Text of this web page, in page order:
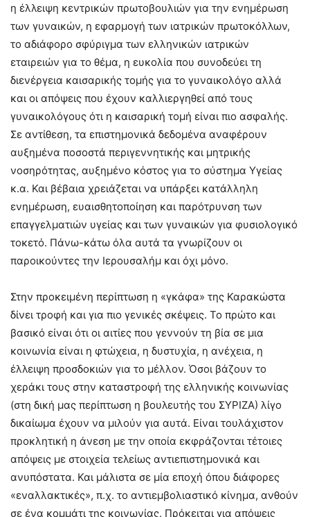
η έλλειψη κεντρικών πρωτοβουλιών για την ενημέρωση
των γυναικών, η εφαρμογή των ιατρικών πρωτοκόλλων,
το αδιάφορο σφύριγμα των ελληνικών ιατρικών
εταιρειών για το θέμα, η ευκολία που συνοδεύει τη
διενέργεια καισαρικής τομής για το γυναικολόγο αλλά
και οι απόψεις που έχουν καλλιεργηθεί από τους
γυναικολόγους ότι η καισαρική τομή είναι πιο ασφαλής.
Σε αντίθεση, τα επιστημονικά δεδομένα αναφέρουν
αυξημένα ποσοστά περιγεννητικής και μητρικής
νοσηρότητας, αυξημένο κόστος για το σύστημα Υγείας
κ.α. Και βέβαια χρειάζεται να υπάρξει κατάλληλη
ενημέρωση, ευαισθητοποίηση και παρότρυνση των
επαγγελματιών υγείας και των γυναικών για φυσιολογικό
τοκετό. Πάνω-κάτω όλα αυτά τα γνωρίζουν οι
παροικούντες την Ιερουσαλήμ και όχι μόνο.
Στην προκειμένη περίπτωση η «γκάφα» της Καρακώστα
δίνει τροφή και για πιο γενικές σκέψεις. Το πρώτο και
βασικό είναι ότι οι αιτίες που γεννούν τη βία σε μια
κοινωνία είναι η φτώχεια, η δυστυχία, η ανέχεια, η
έλλειψη προσδοκιών για το μέλλον. Όσοι βάζουν το
χεράκι τους στην καταστροφή της ελληνικής κοινωνίας
(στη δική μας περίπτωση η βουλευτής του ΣΥΡΙΖΑ) λίγο
δικαίωμα έχουν να μιλούν για αυτά. Είναι τουλάχιστον
προκλητική η άνεση με την οποία εκφράζονται τέτοιες
απόψεις με στοιχεία τελείως αντιεπιστημονικά και
ανυπόστατα. Και μάλιστα σε μία εποχή όπου διάφορες
«εναλλακτικές», π.χ. το αντιεμβολιαστικό κίνημα, ανθούν
σε ένα κομμάτι της κοινωνίας. Πρόκειται για απόψεις